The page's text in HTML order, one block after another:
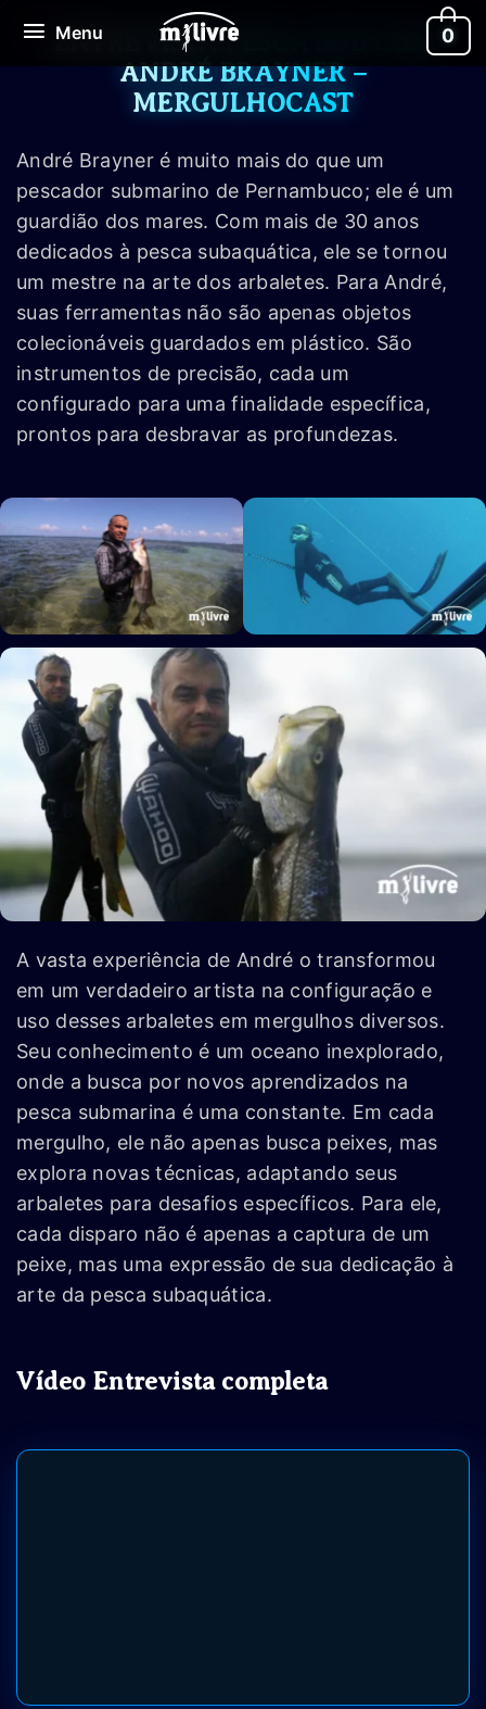
paraMenu
Menu 0
ENTREVISTA PESCA SUB COM
ANDRÉ BRAYNER –
MERGULHOCAST
André Brayner é muito mais do que um
pescador submarino de Pernambuco; ele é um
guardião dos mares. Com mais de 30 anos
dedicados à pesca subaquática, ele se tornou
um mestre na arte dos arbaletes. Para André,
suas ferramentas não são apenas objetos
colecionáveis guardados em plástico. São
instrumentos de precisão, cada um
configurado para uma finalidade específica,
prontos para desbravar as profundezas.
A vasta experiência de André o transformou
em um verdadeiro artista na configuração e
uso desses arbaletes em mergulhos diversos.
Seu conhecimento é um oceano inexplorado,
onde a busca por novos aprendizados na
pesca submarina é uma constante. Em cada
mergulho, ele não apenas busca peixes, mas
explora novas técnicas, adaptando seus
arbaletes para desafios específicos. Para ele,
cada disparo não é apenas a captura de um
peixe, mas uma expressão de sua dedicação à
arte da pesca subaquática.
Vídeo Entrevista completa